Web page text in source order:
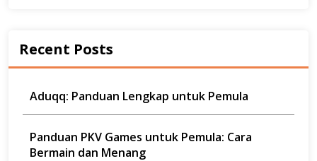
Recent Posts
Aduqq: Panduan Lengkap untuk Pemula
Panduan PKV Games untuk Pemula: Cara
Bermain dan Menang